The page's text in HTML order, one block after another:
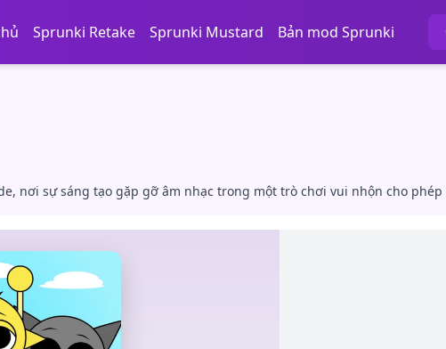
Sprunki Retake Sprunki Mustard Bản mod Sprunki
nơi sự sáng tạo gặp gỡ âm nhạc trong một trò chơi vui nhộn cho